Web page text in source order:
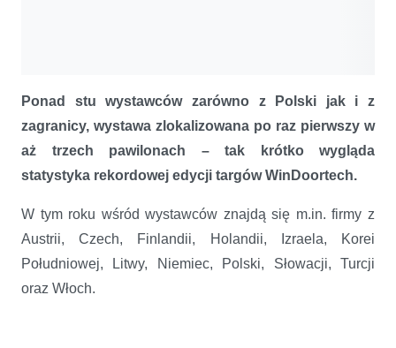
Ponad stu wystawców zarówno z Polski jak i z
zagranicy, wystawa zlokalizowana po raz pierwszy w
aż trzech pawilonach – tak krótko wygląda
statystyka rekordowej edycji targów WinDoortech.
W tym roku wśród wystawców znajdą się m.in. firmy z
Austrii, Czech, Finlandii, Holandii, Izraela, Korei
Południowej, Litwy, Niemiec, Polski, Słowacji, Turcji
oraz Włoch.